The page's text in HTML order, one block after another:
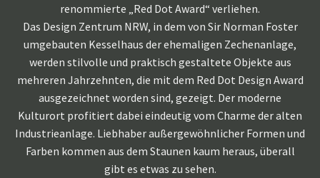
renommierte „Red Dot Award“ verliehen.
Das Design Zentrum NRW, in dem von Sir Norman Foster
umgebauten Kesselhaus der ehemaligen Zechenanlage,
werden stilvolle und praktisch gestaltete Objekte aus
mehreren Jahrzehnten, die mit dem Red Dot Design Award
ausgezeichnet worden sind, gezeigt. Der moderne
Kulturort profitiert dabei eindeutig vom Charme der alten
Industrieanlage. Liebhaber außergewöhnlicher Formen und
Farben kommen aus dem Staunen kaum heraus, überall
gibt es etwas zu sehen.